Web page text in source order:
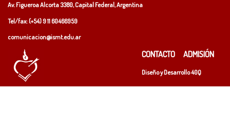
Av. Figueroa Alcorta 3380, Capital Federal, Argentina
Tel/fax: (+54)9 11 60466959
comunicacion@ismt.edu.ar
CONTACTO ADMISIÓN
Diseño y Desarrollo40Q